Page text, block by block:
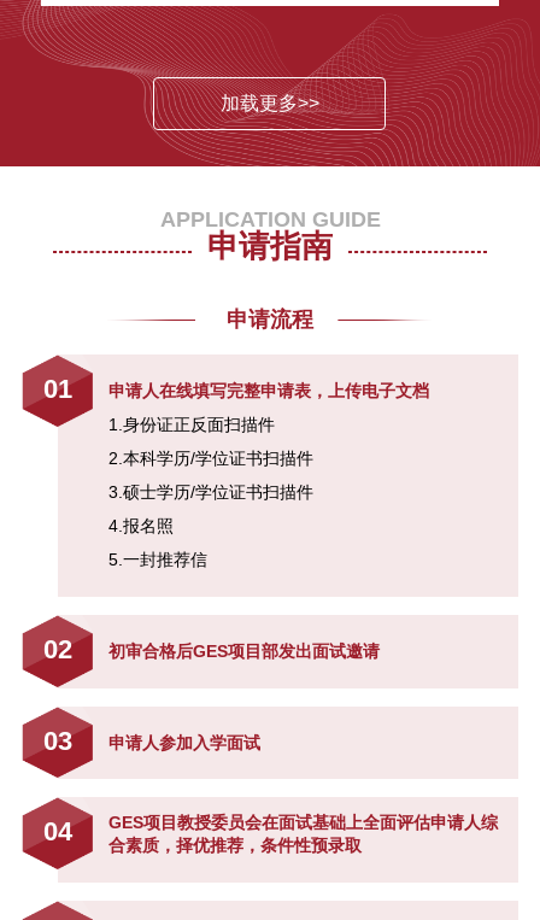
加载更多>>
APPLICATION GUIDE
申请指南
申请流程
01
申请人在线填写完整申请表，上传电子文档
1.身份证正反面扫描件
2.本科学历/学位证书扫描件
3.硕士学历/学位证书扫描件
4.报名照
5.一封推荐信
02 初审合格后GES项目部发出面试邀请
03 申请人参加入学面试
04
GES项目教授委员会在面试基础上全面评估申请人综
合素质，择优推荐，条件性预录取
SAIF校友峰会:新金融时代的产业投
资与并购新机遇
SAIF金融E沙龙|国家公共财富与中
贾康：解读供给侧结构性改革—7月
享金融—5月5日/北京
SAIF金融E沙龙|长富汇银大讲堂
《大资管背景下的并购趋势》
颠覆OR创新？ 9月10日【SAIF金
融E沙龙】解读金融服务的数字化
“SAIF金融E沙龙——新资本格局下
的市值管理与创新”报名启动
2015 SAIF金融E沙龙“新经济转型
期的投资策略与财富管理展望”报名
启动-5月14日/上海